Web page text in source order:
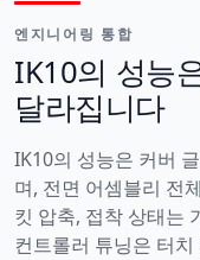
엔지니어링 통합
IK10의 성능
달라집니다
IK10의 성능은 커버
며, 전면 어셈블리 전
킷 압축, 접착 상태는
컨트롤러 튜닝은 터